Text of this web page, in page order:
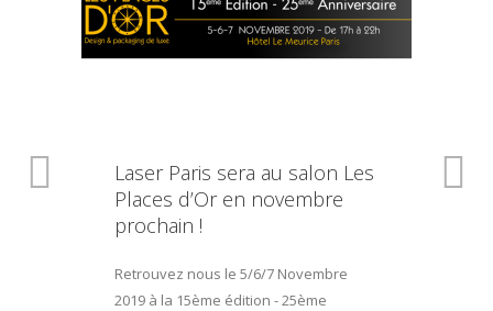
Laser Paris sera au salon Les
Places d’Or en novembre
prochain !
Retrouvez nous le 5/6/7 Novembre
2019 à la 15ème édition - 25ème